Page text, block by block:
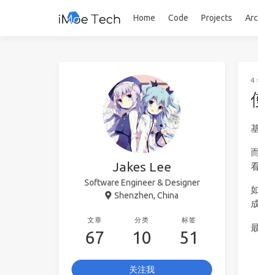
Home Code Projects
4
Jakes Lee
Software Engineer & Designer
Shenzhen, China
文章
67
分类
10
标签
51
关注我